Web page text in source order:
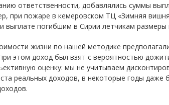
ответственности, добавлялись суммы
при пожаре в кемеровском ТЦ «Зимняя
выплате погибшим в Сирии летчикам размеры
жизни по нашей методике
этом доход был взят с вероятностью
оценку: мы не учитываем
реальных доходов, в некоторые годы даже